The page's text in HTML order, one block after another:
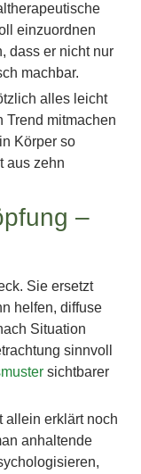
einzuordnen
dass er nicht nur
machbar.
alles leicht
Trend mitmachen
Körper so
aus zehn
–
Sie ersetzt
helfen, diffuse
Situation
sinnvoll
sichtbarer
allein erklärt noch
anhaltende